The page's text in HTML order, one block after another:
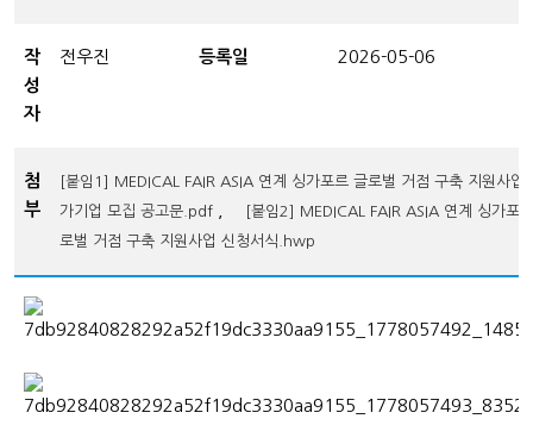
작
성
자
전우진 등록일 2026-05-06
첨
부
[붙임1] MEDICAL FAIR ASIA 연계 싱가포르 글로벌 거점 구축 지원사업
가기업 모집 공고문.pdf
[붙임2] MEDICAL FAIR ASIA 연계 싱가포
로벌 거점 구축 지원사업 신청서식.hwp